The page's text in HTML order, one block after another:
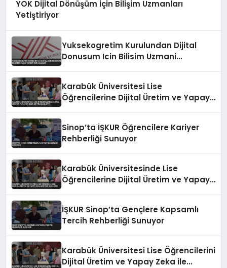
YOK Dijital Dönüşüm İçin Bilişim Uzmanları
Yetiştiriyor
Yuksekogretim Kurulundan Dijital
Donusum Icin Bilisim Uzmani
Karabük Üniversitesi Lise
Öğrencilerine Dijital Üretim ve Yapay
Sinop’ta İŞKUR Öğrencilere Kariyer
Rehberliği Sunuyor
Karabük Üniversitesinde Lise
Öğrencilerine Dijital Üretim ve Yapay
İŞKUR Sinop’ta Gençlere Kapsamlı
Tercih Rehberliği Sunuyor
Karabük Üniversitesi Lise Öğrencilerini
Dijital Üretim ve Yapay Zeka ile